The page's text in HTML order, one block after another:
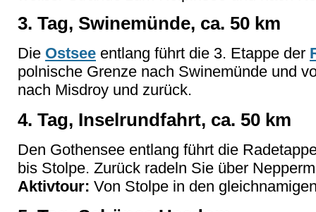
3. Tag, Swinemünde, ca. 50 km
Die Ostsee entlang führt die 3. Etappe der
polnische Grenze nach Swinemünde und
nach Misdroy und zurück.
4. Tag, Inselrundfahrt, ca. 50 km
Den Gothensee entlang führt die
bis Stolpe. Zurück radeln Sie über
Aktivtour: Von Stolpe in den